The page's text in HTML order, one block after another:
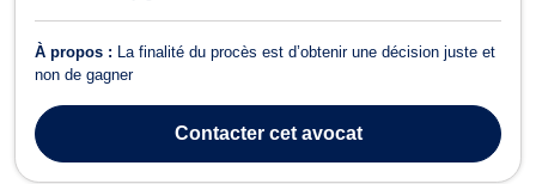
À propos :
La finalité du procès est d’obtenir une décision juste et
non de gagner
Contactercet avocat